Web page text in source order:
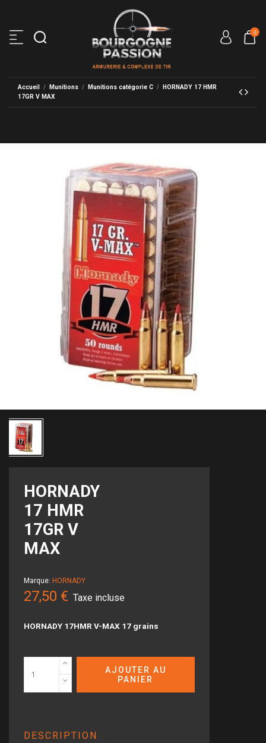
0
Accueil Munitions Munitions catégorie C
HORNADY 17 HMR
17GR V MAX
HORNADY
17 HMR
17GR V
MAX
Marque: HORNADY
27,50 € Taxe incluse
HORNADY 17HMR V-MAX 17 grains
AJOUTER AU
PANIER
DESCRIPTION